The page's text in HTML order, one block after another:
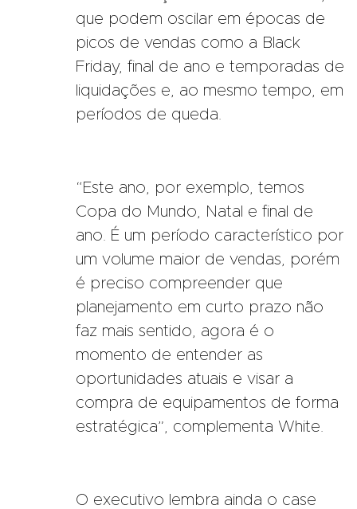
que podem oscilar em épocas de
picos de vendas como a Black
Friday, final de ano e temporadas de
liquidações e, ao mesmo tempo, em
períodos de queda.
“Este ano, por exemplo, temos
Copa do Mundo, Natal e final de
ano. É um período característico por
um volume maior de vendas, porém
é preciso compreender que
planejamento em curto prazo não
faz mais sentido, agora é o
momento de entender as
oportunidades atuais e visar a
compra de equipamentos de forma
estratégica”, complementa White.
O executivo lembra ainda o case